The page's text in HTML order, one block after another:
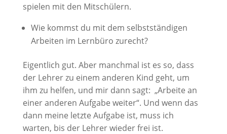
spielen mit den Mitschülern.
Wie kommst du mit dem selbstständigen
Arbeiten im Lernbüro zurecht?
Eigentlich gut. Aber manchmal ist es so, dass
der Lehrer zu einem anderen Kind geht, um
ihm zu helfen, und mir dann sagt: „Arbeite an
einer anderen Aufgabe weiter“. Und wenn das
dann meine letzte Aufgabe ist, muss ich
warten, bis der Lehrer wieder frei ist.